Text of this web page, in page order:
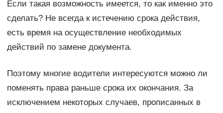
Если такая возможность имеется, то как именно это
сделать? Не всегда к истечению срока действия,
есть время на осуществление необходимых
действий по замене документа.
Поэтому многие водители интересуются можно ли
поменять права раньше срока их окончания. За
исключением некоторых случаев, прописанных в